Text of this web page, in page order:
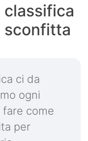
classifica
sconfitta
ci da
ogni
come
per